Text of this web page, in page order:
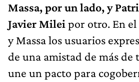
Massa, por un lado, y
Javier Milei por otro. En el
y Massa los usuarios
de una amistad de más de
une un pacto para